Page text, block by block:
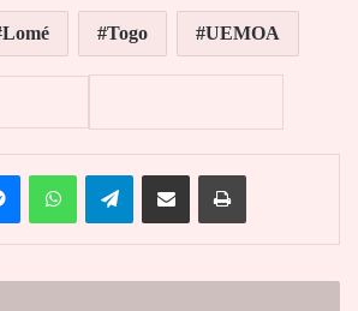
Lomé Togo UEMOA
MessengerWhatsAppTelegramPartager par email Imprimer